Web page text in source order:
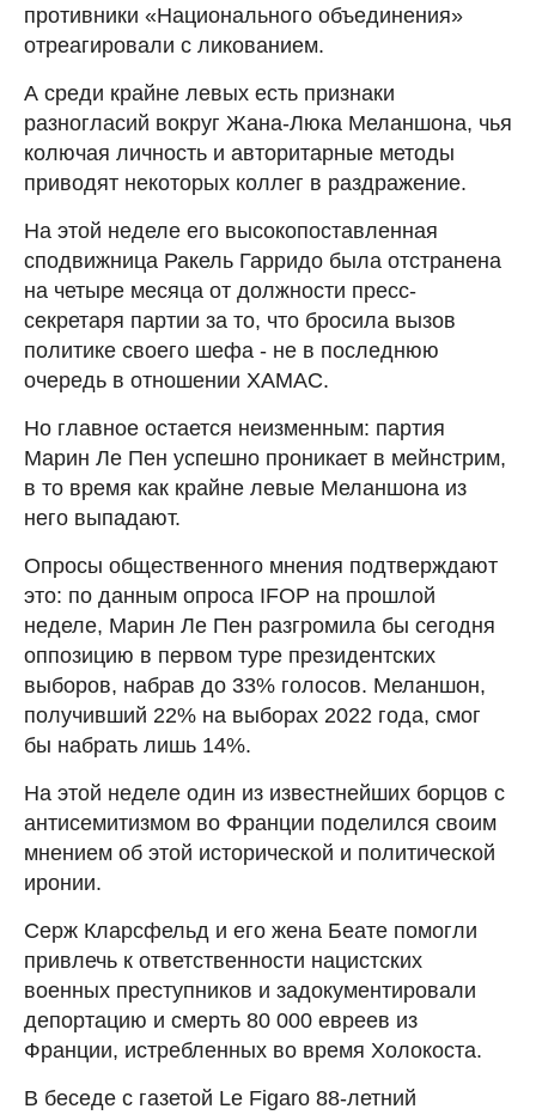
противники «Национального объединения»
отреагировали с ликованием.
А среди крайне левых есть признаки
разногласий вокруг Жана-Люка Меланшона, чья
колючая личность и авторитарные методы
приводят некоторых коллег в раздражение.
На этой неделе его высокопоставленная
сподвижница Ракель Гарридо была отстранена
на четыре месяца от должности пресс-
секретаря партии за то, что бросила вызов
политике своего шефа - не в последнюю
очередь в отношении ХАМАС.
Но главное остается неизменным: партия
Марин Ле Пен успешно проникает в мейнстрим,
в то время как крайне левые Меланшона из
него выпадают.
Опросы общественного мнения подтверждают
это: по данным опроса IFOP на прошлой
неделе, Марин Ле Пен разгромила бы сегодня
оппозицию в первом туре президентских
выборов, набрав до 33% голосов. Меланшон,
получивший 22% на выборах 2022 года, смог
бы набрать лишь 14%.
На этой неделе один из известнейших борцов с
антисемитизмом во Франции поделился своим
мнением об этой исторической и политической
иронии.
Серж Кларсфельд и его жена Беате помогли
привлечь к ответственности нацистских
военных преступников и задокументировали
депортацию и смерть 80 000 евреев из
Франции, истребленных во время Холокоста.
В беседе с газетой Le Figaro 88-летний